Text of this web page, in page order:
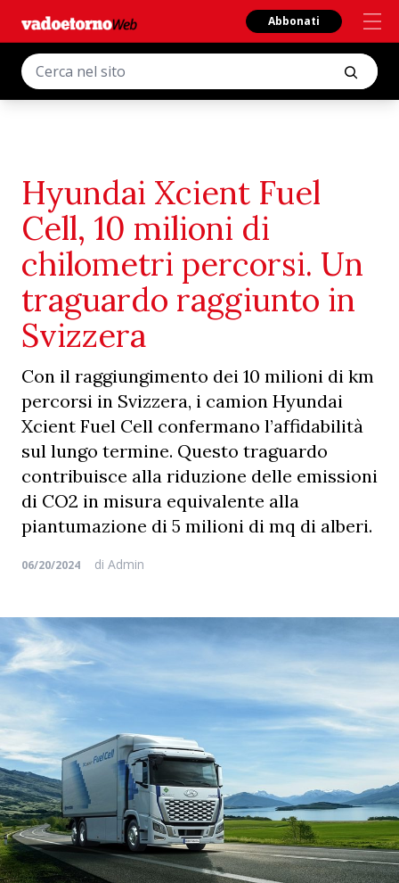
Abbonati
Hyundai Xcient Fuel
Cell, 10 milioni di
chilometri percorsi. Un
traguardo raggiunto in
Svizzera
Con il raggiungimento dei 10 milioni di km
percorsi in Svizzera, i camion Hyundai
Xcient Fuel Cell confermano l’affidabilità
sul lungo termine. Questo traguardo
contribuisce alla riduzione delle emissioni
di CO2 in misura equivalente alla
piantumazione di 5 milioni di mq di alberi.
06/20/2024 di Admin